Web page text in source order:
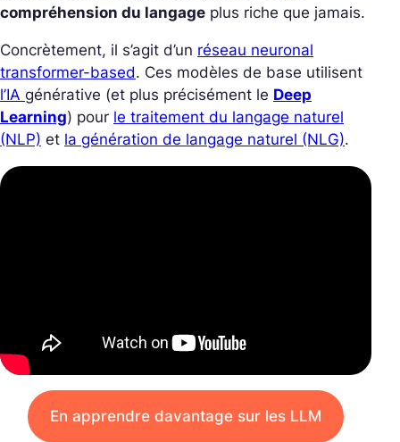
compréhension du langage plus riche que jamais.
Concrètement, il s’agit d’un réseau neuronal
transformer-based. Ces modèles de base utilisent
l’IA générative (et plus précisément le Deep
Learning) pour le traitement du langage naturel
(NLP) et la génération de langage naturel (NLG).
En apprendre davantage sur les LLM